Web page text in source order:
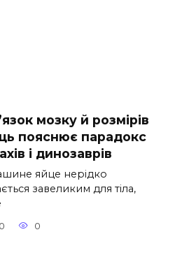
мозку й розмірів
пояснює парадокс
і динозаврів
яйце нерідко
завеликим для тіла,
0 0